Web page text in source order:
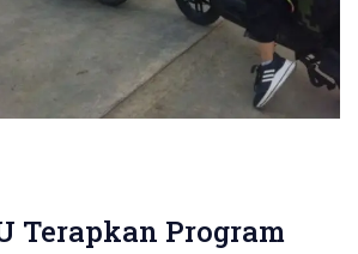
Terapkan Program